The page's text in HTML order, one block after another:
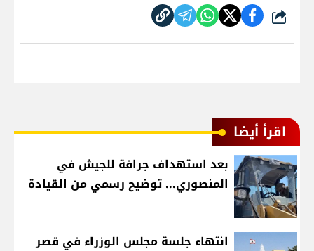
شارك
اقرأ أيضا
بعد استهداف جرافة للجيش في
المنصوري... توضيح رسمي من القيادة
انتهاء جلسة مجلس الوزراء في قصر